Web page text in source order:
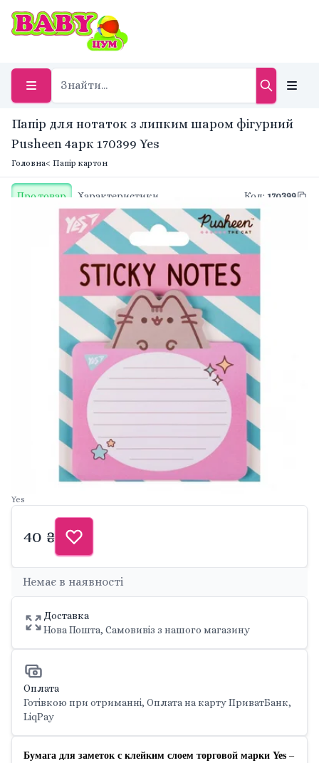
Папір для нотаток з липким шаром фігурний
Pusheen 4арк 170399 Yes
Головна< Папір картон
Про товар Характеристики Код: 170399
Yes
40 ₴
Немає в наявності
Доставка
Нова Пошта, Самовивіз з нашого магазину
Оплата
Готівкою при отриманні, Оплата на карту ПриватБанк,
LiqPay
Бумага для заметок с клейким слоем торговой марки Yes –